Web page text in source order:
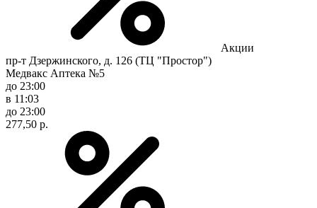
Акции
пр-т Дзержинского, д. 126 (ТЦ "Простор")
Медвакс Аптека №5
до 23:00
в 11:03
до 23:00
277,50 р.